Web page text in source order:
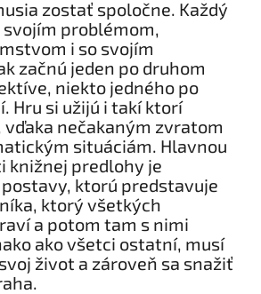
zostať spoločne. Každý
svojím problémom,
i so svojím
začnú jeden po druhom
niekto jedného po
Hru si užijú i takí ktorí
nečakaným zvratom
situáciám. Hlavnou
knižnej predlohy je
ktorú predstavuje
ktorý všetkých
a potom tam s nimi
ako všetci ostatní, musí
život a zároveň sa snažiť